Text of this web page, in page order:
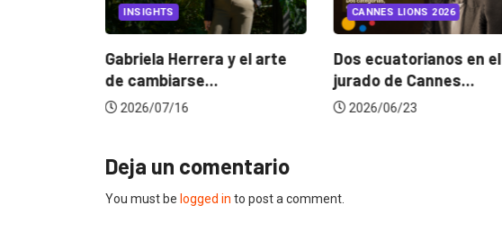
INSIGHTS
Gabriela Herrera y el arte
de cambiarse...
2026/07/16
CANNES LIONS 2026
Dos ecuatorianos en el
jurado de Cannes...
2026/06/23
Deja un comentario
You must be logged in to post a comment.